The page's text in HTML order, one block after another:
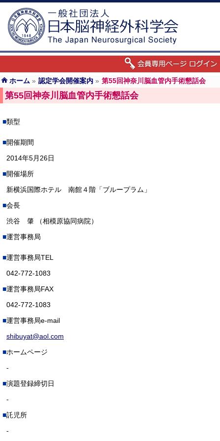
ホーム » 認定学会開催案内 » 第55回神奈川脳血管内手術懇話会
第55回神奈川脳血管内手術懇話会
類型
開催期間
2014年5月26日
開催場所
新横浜国際ホテル 南館４階「ブループラム」
会長
渋谷 肇 （相模原協同病院）
運営事務局
運営事務局TEL
042-772-1083
運営事務局FAX
042-772-1083
運営事務局e-mail
shibuyat@aol.com
ホームページ
-
演題登録締切日
-
託児所
-